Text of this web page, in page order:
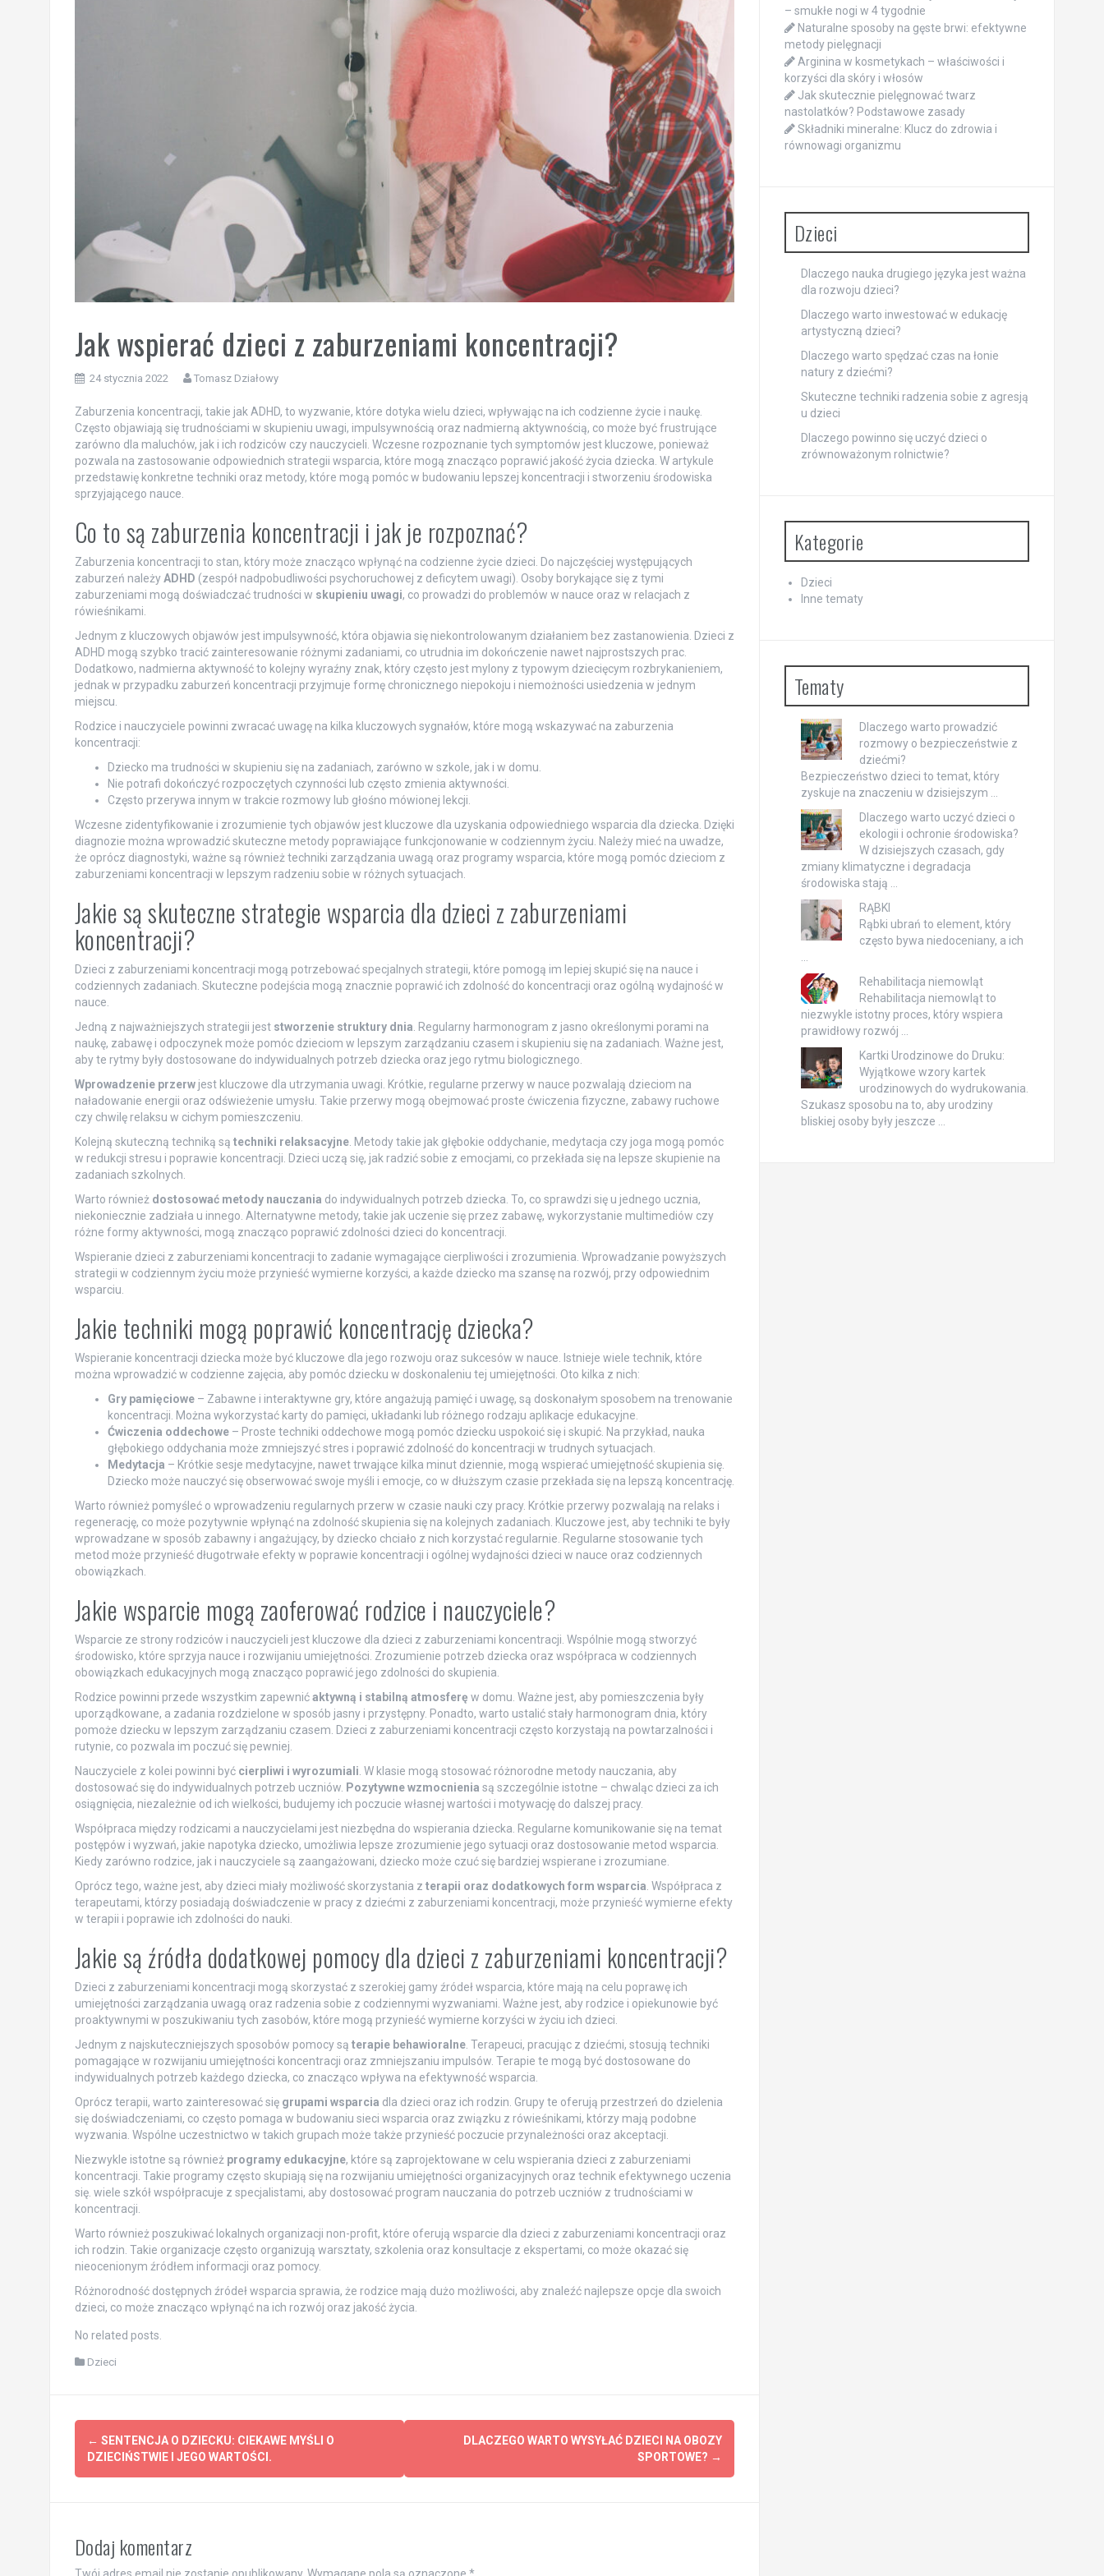
Jak wspierać dzieci z zaburzeniami koncentracji?
24 stycznia 2022 Tomasz Działowy
Zaburzenia koncentracji, takie jak ADHD, to wyzwanie, które dotyka wielu dzieci, wpływając na ich codzienne życie i naukę.
Często objawiają się trudnościami w skupieniu uwagi, impulsywnością oraz nadmierną aktywnością, co może być frustrujące
zarówno dla maluchów, jak i ich rodziców czy nauczycieli. Wczesne rozpoznanie tych symptomów jest kluczowe, ponieważ
pozwala na zastosowanie odpowiednich strategii wsparcia, które mogą znacząco poprawić jakość życia dziecka. W artykule
przedstawię konkretne techniki oraz metody, które mogą pomóc w budowaniu lepszej koncentracji i stworzeniu środowiska
sprzyjającego nauce.
Co to są zaburzenia koncentracji i jak je rozpoznać?
Zaburzenia koncentracji to stan, który może znacząco wpłynąć na codzienne życie dzieci. Do najczęściej występujących
zaburzeń należyADHD (zespół nadpobudliwości psychoruchowej z deficytem uwagi). Osoby borykające się z tymi
zaburzeniami mogą doświadczać trudności w skupieniu uwagi, co prowadzi do problemów w nauce oraz w relacjach z
rówieśnikami.
Jednym z kluczowych objawów jest impulsywność, która objawia się niekontrolowanym działaniem bez zastanowienia. Dzieci z
ADHD mogą szybko tracić zainteresowanie różnymi zadaniami, co utrudnia im dokończenie nawet najprostszych prac.
Dodatkowo, nadmierna aktywność to kolejny wyraźny znak, który często jest mylony z typowym dziecięcym rozbrykanieniem,
jednak w przypadku zaburzeń koncentracji przyjmuje formę chronicznego niepokoju i niemożności usiedzenia w jednym
miejscu.
Rodzice i nauczyciele powinni zwracać uwagę na kilka kluczowych sygnałów, które mogą wskazywać na zaburzenia
koncentracji:
Dziecko ma trudności w skupieniu się na zadaniach, zarówno w szkole, jak i w domu.
Nie potrafi dokończyć rozpoczętych czynności lub często zmienia aktywności.
Często przerywa innym w trakcie rozmowy lub głośno mówionej lekcji.
Wczesne zidentyfikowanie i zrozumienie tych objawów jest kluczowe dla uzyskania odpowiedniego wsparcia dla dziecka. Dzięki
diagnozie można wprowadzić skuteczne metody poprawiające funkcjonowanie w codziennym życiu. Należy mieć na uwadze,
że oprócz diagnostyki, ważne są również techniki zarządzania uwagą oraz programy wsparcia, które mogą pomóc dzieciom z
zaburzeniami koncentracji w lepszym radzeniu sobie w różnych sytuacjach.
Jakie są skuteczne strategie wsparcia dla dzieci z zaburzeniami
koncentracji?
Dzieci z zaburzeniami koncentracji mogą potrzebować specjalnych strategii, które pomogą im lepiej skupić się na nauce i
codziennych zadaniach. Skuteczne podejścia mogą znacznie poprawić ich zdolność do koncentracji oraz ogólną wydajność w
nauce.
Jedną z najważniejszych strategii jest stworzenie struktury dnia. Regularny harmonogram z jasno określonymi porami na
naukę, zabawę i odpoczynek może pomóc dzieciom w lepszym zarządzaniu czasem i skupieniu się na zadaniach. Ważne jest,
aby te rytmy były dostosowane do indywidualnych potrzeb dziecka oraz jego rytmu biologicznego.
Wprowadzenie przerwjest kluczowe dla utrzymania uwagi. Krótkie, regularne przerwy w nauce pozwalają dzieciom na
naładowanie energii oraz odświeżenie umysłu. Takie przerwy mogą obejmować proste ćwiczenia fizyczne, zabawy ruchowe
czy chwilę relaksu w cichym pomieszczeniu.
Kolejną skuteczną techniką są techniki relaksacyjne. Metody takie jak głębokie oddychanie, medytacja czy joga mogą pomóc
w redukcji stresu i poprawie koncentracji. Dzieci uczą się, jak radzić sobie z emocjami, co przekłada się na lepsze skupienie na
zadaniach szkolnych.
Warto również dostosować metody nauczania do indywidualnych potrzeb dziecka. To, co sprawdzi się u jednego ucznia,
niekoniecznie zadziała u innego. Alternatywne metody, takie jak uczenie się przez zabawę, wykorzystanie multimediów czy
różne formy aktywności, mogą znacząco poprawić zdolności dzieci do koncentracji.
Wspieranie dzieci z zaburzeniami koncentracji to zadanie wymagające cierpliwości i zrozumienia. Wprowadzanie powyższych
strategii w codziennym życiu może przynieść wymierne korzyści, a każde dziecko ma szansę na rozwój, przy odpowiednim
wsparciu.
Jakie techniki mogą poprawić koncentrację dziecka?
Wspieranie koncentracji dziecka może być kluczowe dla jego rozwoju oraz sukcesów w nauce. Istnieje wiele technik, które
można wprowadzić w codzienne zajęcia, aby pomóc dziecku w doskonaleniu tej umiejętności. Oto kilka z nich:
Gry pamięciowe– Zabawne i interaktywne gry, które angażują pamięć i uwagę, są doskonałym sposobem na trenowanie
koncentracji. Można wykorzystać karty do pamięci, układanki lub różnego rodzaju aplikacje edukacyjne.
Ćwiczenia oddechowe– Proste techniki oddechowe mogą pomóc dziecku uspokoić się i skupić. Na przykład, nauka
głębokiego oddychania może zmniejszyć stres i poprawić zdolność do koncentracji w trudnych sytuacjach.
Medytacja – Krótkie sesje medytacyjne, nawet trwające kilka minut dziennie, mogą wspierać umiejętność skupienia się.
Dziecko może nauczyć się obserwować swoje myśli i emocje, co w dłuższym czasie przekłada się na lepszą koncentrację.
Warto również pomyśleć o wprowadzeniu regularnych przerw w czasie nauki czy pracy. Krótkie przerwy pozwalają na relaks i
regenerację, co może pozytywnie wpłynąć na zdolność skupienia się na kolejnych zadaniach. Kluczowe jest, aby techniki te były
wprowadzane w sposób zabawny i angażujący, by dziecko chciało z nich korzystać regularnie. Regularne stosowanie tych
metod może przynieść długotrwałe efekty w poprawie koncentracji i ogólnej wydajności dzieci w nauce oraz codziennych
obowiązkach.
Jakie wsparcie mogą zaoferować rodzice i nauczyciele?
Wsparcie ze strony rodziców i nauczycieli jest kluczowe dla dzieci z zaburzeniami koncentracji. Wspólnie mogą stworzyć
środowisko, które sprzyja nauce i rozwijaniu umiejętności. Zrozumienie potrzeb dziecka oraz współpraca w codziennych
obowiązkach edukacyjnych mogą znacząco poprawić jego zdolności do skupienia.
Rodzice powinni przede wszystkim zapewnićaktywną i stabilną atmosferę w domu. Ważne jest, aby pomieszczenia były
uporządkowane, a zadania rozdzielone w sposób jasny i przystępny. Ponadto, warto ustalić stały harmonogram dnia, który
pomoże dziecku w lepszym zarządzaniu czasem. Dzieci z zaburzeniami koncentracji często korzystają na powtarzalności i
rutynie, co pozwala im poczuć się pewniej.
Nauczyciele z kolei powinni być cierpliwi i wyrozumiali. W klasie mogą stosować różnorodne metody nauczania, aby
dostosować się do indywidualnych potrzeb uczniów. Pozytywne wzmocnienia są szczególnie istotne – chwaląc dzieci za ich
osiągnięcia, niezależnie od ich wielkości, budujemy ich poczucie własnej wartości i motywację do dalszej pracy.
Współpraca między rodzicami a nauczycielami jest niezbędna do wspierania dziecka. Regularne komunikowanie się na temat
postępów i wyzwań, jakie napotyka dziecko, umożliwia lepsze zrozumienie jego sytuacji oraz dostosowanie metod wsparcia.
Kiedy zarówno rodzice, jak i nauczyciele są zaangażowani, dziecko może czuć się bardziej wspierane i zrozumiane.
Oprócz tego, ważne jest, aby dzieci miały możliwość skorzystania z terapii oraz dodatkowych form wsparcia. Współpraca z
terapeutami, którzy posiadają doświadczenie w pracy z dziećmi z zaburzeniami koncentracji, może przynieść wymierne efekty
w terapii i poprawie ich zdolności do nauki.
Jakie są źródła dodatkowej pomocy dla dzieci z zaburzeniami koncentracji?
Dzieci z zaburzeniami koncentracji mogą skorzystać z szerokiej gamy źródeł wsparcia, które mają na celu poprawę ich
umiejętności zarządzania uwagą oraz radzenia sobie z codziennymi wyzwaniami. Ważne jest, aby rodzice i opiekunowie być
proaktywnymi w poszukiwaniu tych zasobów, które mogą przynieść wymierne korzyści w życiu ich dzieci.
Jednym z najskuteczniejszych sposobów pomocy są terapie behawioralne. Terapeuci, pracując z dziećmi, stosują techniki
pomagające w rozwijaniu umiejętności koncentracji oraz zmniejszaniu impulsów. Terapie te mogą być dostosowane do
indywidualnych potrzeb każdego dziecka, co znacząco wpływa na efektywność wsparcia.
Oprócz terapii, warto zainteresować się grupami wsparcia dla dzieci oraz ich rodzin. Grupy te oferują przestrzeń do dzielenia
się doświadczeniami, co często pomaga w budowaniu sieci wsparcia oraz związku z rówieśnikami, którzy mają podobne
wyzwania. Wspólne uczestnictwo w takich grupach może także przynieść poczucie przynależności oraz akceptacji.
Niezwykle istotne są również programy edukacyjne, które są zaprojektowane w celu wspierania dzieci z zaburzeniami
koncentracji. Takie programy często skupiają się na rozwijaniu umiejętności organizacyjnych oraz technik efektywnego uczenia
się. wiele szkół współpracuje z specjalistami, aby dostosować program nauczania do potrzeb uczniów z trudnościami w
koncentracji.
Warto również poszukiwać lokalnych organizacji non-profit, które oferują wsparcie dla dzieci z zaburzeniami koncentracji oraz
ich rodzin. Takie organizacje często organizują warsztaty, szkolenia oraz konsultacje z ekspertami, co może okazać się
nieocenionym źródłem informacji oraz pomocy.
Różnorodność dostępnych źródeł wsparcia sprawia, że rodzice mają dużo możliwości, aby znaleźć najlepsze opcje dla swoich
dzieci, co może znacząco wpłynąć na ich rozwój oraz jakość życia.
No related posts.
Dzieci
Post
navigation
← SENTENCJA O DZIECKU: CIEKAWE MYŚLI O
DZIECIŃSTWIE I JEGO WARTOŚCI.
DLACZEGO WARTO WYSYŁAĆ DZIECI NA OBOZY
SPORTOWE? →
Dodaj komentarz
– smukłe nogi w 4 tygodnie
Naturalne sposoby na gęste brwi: efektywne
metody pielęgnacji
Arginina w kosmetykach – właściwości i
korzyści dla skóry i włosów
Jak skutecznie pielęgnować twarz
nastolatków? Podstawowe zasady
Składniki mineralne: Klucz do zdrowia i
równowagi organizmu
Dzieci
Dlaczego nauka drugiego języka jest ważna
dla rozwoju dzieci?
Dlaczego warto inwestować w edukację
artystyczną dzieci?
Dlaczego warto spędzać czas na łonie
natury z dziećmi?
Skuteczne techniki radzenia sobie z agresją
u dzieci
Dlaczego powinno się uczyć dzieci o
zrównoważonym rolnictwie?
Kategorie
Dzieci
Inne tematy
Tematy
Dlaczego warto prowadzić
rozmowy o bezpieczeństwie z
dziećmi?
Bezpieczeństwo dzieci to temat, który
zyskuje na znaczeniu w dzisiejszym …
Dlaczego warto uczyć dzieci o
ekologii i ochronie środowiska?
W dzisiejszych czasach, gdy
zmiany klimatyczne i degradacja
środowiska stają …
RĄBKI
Rąbki ubrań to element, który
często bywa niedoceniany, a ich
Rehabilitacja niemowląt
Rehabilitacja niemowląt to
niezwykle istotny proces, który wspiera
prawidłowy rozwój …
Kartki Urodzinowe do Druku:
Wyjątkowe wzory kartek
urodzinowych do wydrukowania.
Szukasz sposobu na to, aby urodziny
bliskiej osoby były jeszcze …